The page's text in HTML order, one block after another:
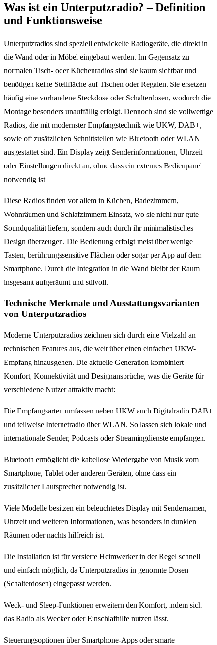
Was ist ein Unterputzradio? – Definition
und Funktionsweise
Unterputzradios sind speziell entwickelte Radiogeräte, die direkt in
die Wand oder in Möbel eingebaut werden. Im Gegensatz zu
normalen Tisch- oder Küchenradios sind sie kaum sichtbar und
benötigen keine Stellfläche auf Tischen oder Regalen. Sie ersetzen
häufig eine vorhandene Steckdose oder Schalterdosen, wodurch die
Montage besonders unauffällig erfolgt. Dennoch sind sie vollwertige
Radios, die mit modernster Empfangstechnik wie UKW, DAB+,
sowie oft zusätzlichen Schnittstellen wie Bluetooth oder WLAN
ausgestattet sind. Ein Display zeigt Senderinformationen, Uhrzeit
oder Einstellungen direkt an, ohne dass ein externes Bedienpanel
notwendig ist.
Diese Radios finden vor allem in Küchen, Badezimmern,
Wohnräumen und Schlafzimmern Einsatz, wo sie nicht nur gute
Soundqualität liefern, sondern auch durch ihr minimalistisches
Design überzeugen. Die Bedienung erfolgt meist über wenige
Tasten, berührungssensitive Flächen oder sogar per App auf dem
Smartphone. Durch die Integration in die Wand bleibt der Raum
insgesamt aufgeräumt und stilvoll.
Technische Merkmale und Ausstattungsvarianten
von Unterputzradios
Moderne Unterputzradios zeichnen sich durch eine Vielzahl an
technischen Features aus, die weit über einen einfachen UKW-
Empfang hinausgehen. Die aktuelle Generation kombiniert
Komfort, Konnektivität und Designansprüche, was die Geräte für
verschiedene Nutzer attraktiv macht:
Die Empfangsarten umfassen neben UKW auch Digitalradio DAB+
und teilweise Internetradio über WLAN. So lassen sich lokale und
internationale Sender, Podcasts oder Streamingdienste empfangen.
Bluetooth ermöglicht die kabellose Wiedergabe von Musik vom
Smartphone, Tablet oder anderen Geräten, ohne dass ein
zusätzlicher Lautsprecher notwendig ist.
Viele Modelle besitzen ein beleuchtetes Display mit Sendernamen,
Uhrzeit und weiteren Informationen, was besonders in dunklen
Räumen oder nachts hilfreich ist.
Die Installation ist für versierte Heimwerker in der Regel schnell
und einfach möglich, da Unterputzradios in genormte Dosen
(Schalterdosen) eingepasst werden.
Weck- und Sleep-Funktionen erweitern den Komfort, indem sich
das Radio als Wecker oder Einschlafhilfe nutzen lässt.
Steuerungsoptionen über Smartphone-Apps oder smarte